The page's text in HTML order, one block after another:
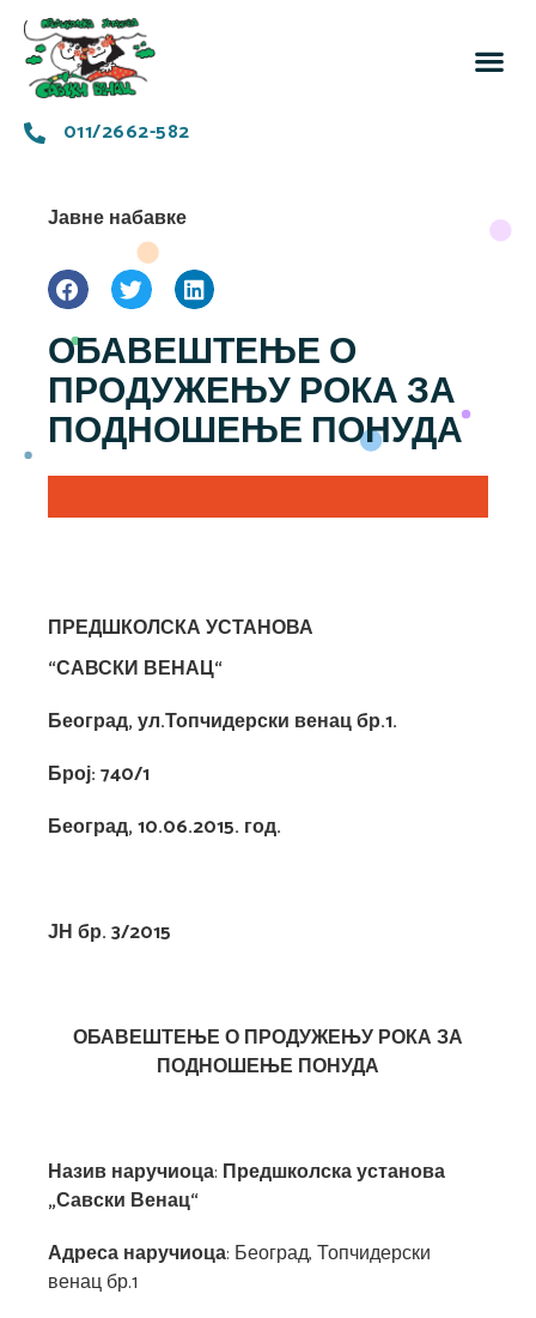
011/2662-582
Јавне набавке
ОБАВЕШТЕЊЕ О
ПРОДУЖЕЊУ РОКА ЗА
ПОДНОШЕЊЕ ПОНУДА
ПРЕДШКОЛСКА УСТАНОВА
“САВСКИ ВЕНАЦ“
Београд, ул.Топчидерски венац бр.1.
Број:740/1
Београд, 10.06.2015. год.
ЈН бр. 3/2015
ОБАВЕШТЕЊЕ О ПРОДУЖЕЊУ РОКА ЗА
ПОДНОШЕЊЕ ПОНУДА
Назив наручиоца: Предшколска установа
„Савски Венац“
Адреса наручиоца: Београд, Топчидерски
венац бр.1